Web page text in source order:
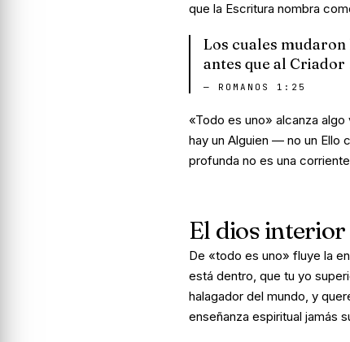
que la Escritura nombra
Los cuales
antes que al Criador
— ROMANOS 1:25
«Todo es uno» alcanza
hay un Alguien — no un Ello
profunda no es una
El dios interior
De «todo es uno» fluye la
está dentro, que tu yo
halagador del mundo, y
enseñanza espiritual jamás